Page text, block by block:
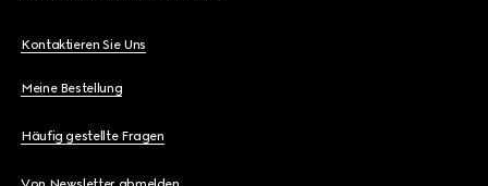
Kontaktieren Sie Uns
Meine Bestellung
Häufig gestellte Fragen